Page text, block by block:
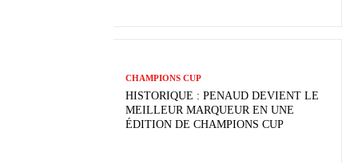
CHAMPIONS CUP
HISTORIQUE : PENAUD DEVIENT LE
MEILLEUR MARQUEUR EN UNE
ÉDITION DE CHAMPIONS CUP